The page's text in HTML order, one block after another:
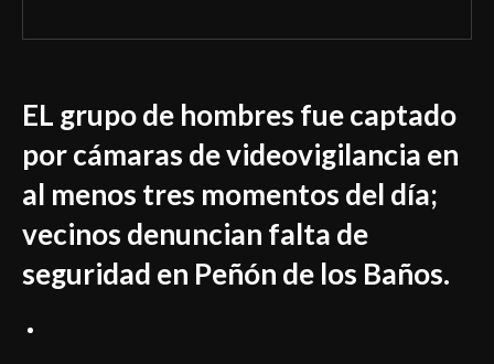
EL grupo de hombres fue captado
por cámaras de videovigilancia en
al menos tres momentos del día;
vecinos denuncian falta de
seguridad en Peñón de los Baños.